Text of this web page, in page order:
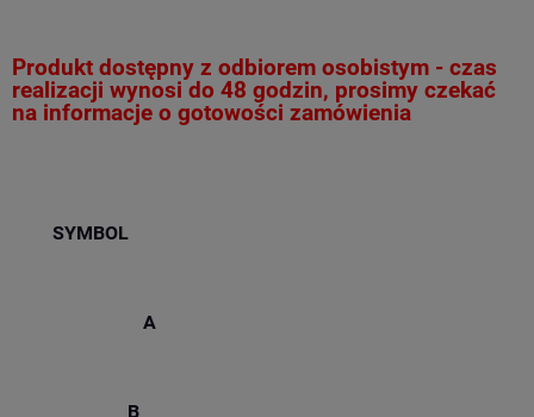
Produkt dostępny z odbiorem osobistym - czas
realizacji wynosi do 48 godzin, prosimy czekać
na informacje o gotowości zamówienia
SYMBOL
A
B